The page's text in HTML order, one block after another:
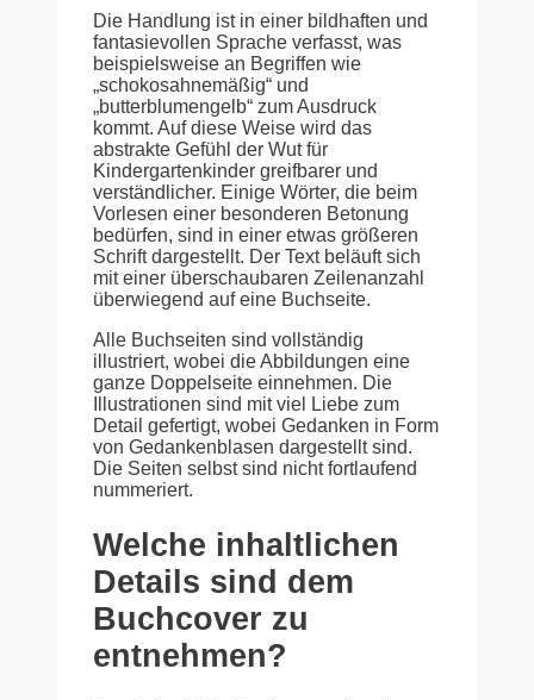
Die Handlung ist in einer bildhaften und
fantasievollen Sprache verfasst, was
beispielsweise an Begriffen wie
„schokosahnemäßig“ und
„butterblumengelb“ zum Ausdruck
kommt. Auf diese Weise wird das
abstrakte Gefühl der Wut für
Kindergartenkinder greifbarer und
verständlicher. Einige Wörter, die beim
Vorlesen einer besonderen Betonung
bedürfen, sind in einer etwas größeren
Schrift dargestellt. Der Text beläuft sich
mit einer überschaubaren Zeilenanzahl
überwiegend auf eine Buchseite.
Alle Buchseiten sind vollständig
illustriert, wobei die Abbildungen eine
ganze Doppelseite einnehmen. Die
Illustrationen sind mit viel Liebe zum
Detail gefertigt, wobei Gedanken in Form
von Gedankenblasen dargestellt sind.
Die Seiten selbst sind nicht fortlaufend
nummeriert.
Welche inhaltlichen
Details sind dem
Buchcover zu
entnehmen?